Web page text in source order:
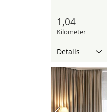
1,04
Kilometer
Details